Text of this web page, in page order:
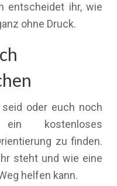
entscheidet ihr, wie
ohne Druck.
oder euch noch
kostenloses
zu finden.
steht und wie eine
helfen kann.